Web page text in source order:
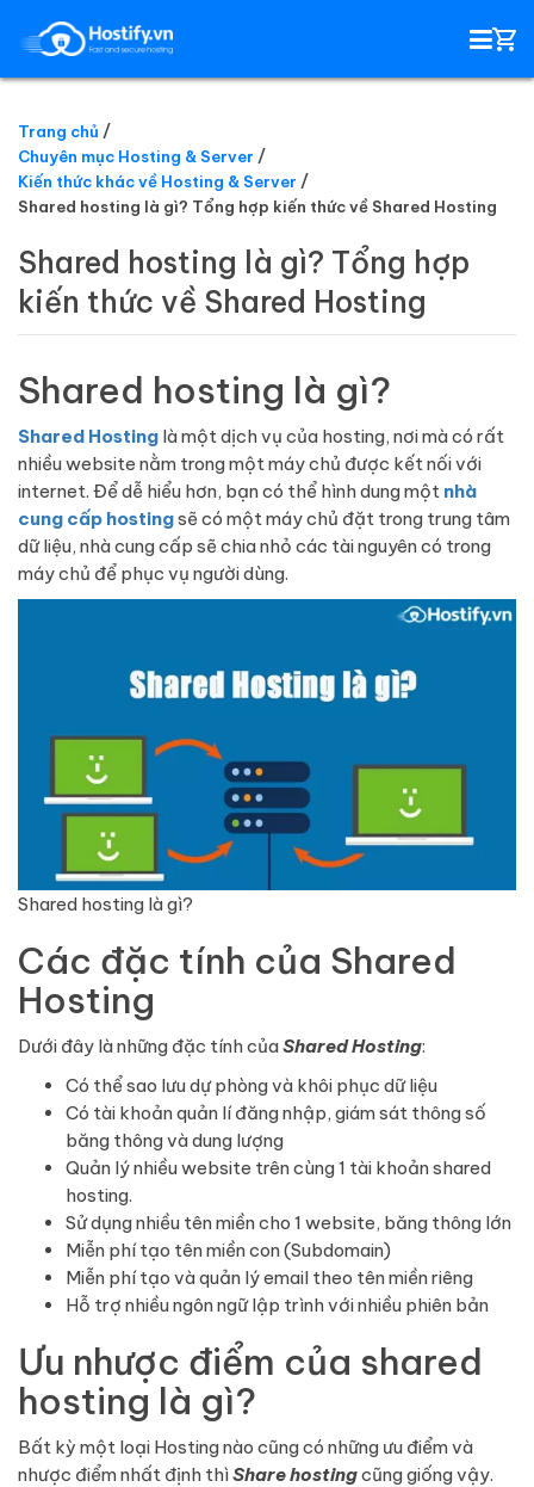
HOSTING
EMAIL SERVER
Trang chủ
Chuyên mục Hosting & Server
Kiến thức khác về Hosting & Server
Shared hosting là gì? Tổng hợp kiến thức về Shared Hosting
Shared hosting là gì? Tổng hợp
kiến thức về Shared Hosting
Shared hosting là gì?
Shared Hosting là một dịch vụ của hosting, nơi mà có rất
nhiều website nằm trong một máy chủ được kết nối với
internet. Để dễ hiểu hơn, bạn có thể hình dung một nhà
cung cấp hostingsẽ có một máy chủ đặt trong trung tâm
dữ liệu, nhà cung cấp sẽ chia nhỏ các tài nguyên có trong
máy chủ để phục vụ người dùng.
Shared hosting là gì?
Các đặc tính của Shared
Hosting
Dưới đây là những đặc tính củaShared Hosting:
Có thể sao lưu dự phòng và khôi phục dữ liệu
Có tài khoản quản lí đăng nhập, giám sát thông số
băng thông và dung lượng
Quản lý nhiều website trên cùng 1 tài khoản shared
hosting.
Sử dụng nhiều tên miền cho 1 website, băng thông lớn
Miễn phí tạo tên miền con (Subdomain)
Miễn phí tạo và quản lý email theo tên miền riêng
Hỗ trợ nhiều ngôn ngữ lập trình với nhiều phiên bản
Ưu nhược điểm của shared
hosting là gì?
Bất kỳ một loại Hosting nào cũng có những ưu điểm và
nhược điểm nhất định thìShare hostingcũng giống vậy.